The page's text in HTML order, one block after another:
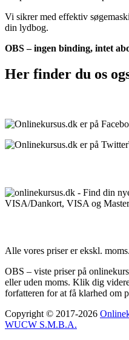
Vi sikrer med effektiv
din lydbog.
OBS – ingen binding, intet
Her finder du os
Alle vores priser er ekskl. moms.
OBS – viste priser på
eller uden moms. Klik dig
forfatteren for at få klarhed om
Copyright © 2017-2026
WUCW S.M.B.A.